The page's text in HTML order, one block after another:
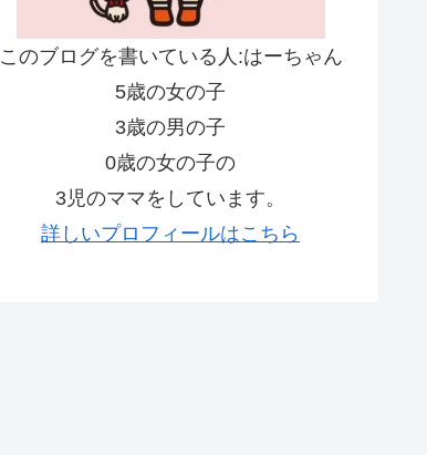
このブログを書いている人:はーちゃん
5歳の女の子
3歳の男の子
0歳の女の子の
3児のママをしています。
詳しいプロフィールはこちら